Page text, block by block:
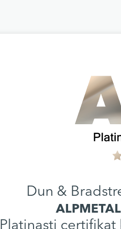
Dun &
Platinasti